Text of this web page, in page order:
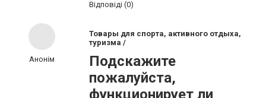
Відповіді (0)
Анонім
Товары для спорта, активного отдыха,
туризма /
Подскажите
пожалуйста,
функционирует ли